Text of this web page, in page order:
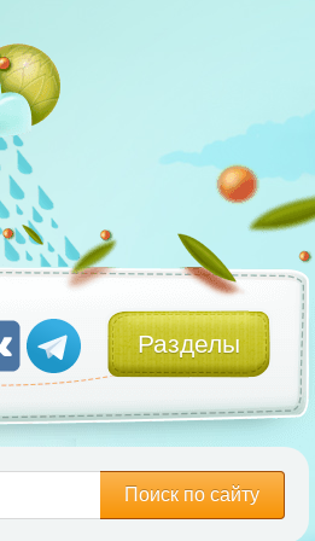
Разделы
Поиск по сайту